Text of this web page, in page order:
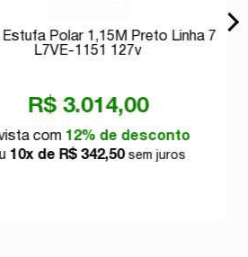
Estufa Polar 1,15M Preto Linha 7
L7VE-1151 127v
R$ 3.014,00
com 12% de desconto
10x de R$ 342,50sem juros